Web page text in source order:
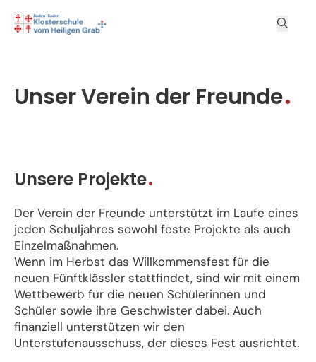
Unser Verein der Freunde
Unsere Projekte
Der Verein der Freunde unterstützt im Laufe eines
jeden Schuljahres sowohl feste Projekte als auch
Einzelmaßnahmen.
Wenn im Herbst das Willkommensfest für die
neuen Fünftklässler stattfindet, sind wir mit einem
Wettbewerb für die neuen Schülerinnen und
Schüler sowie ihre Geschwister dabei. Auch
finanziell unterstützen wir den
Unterstufenausschuss, der dieses Fest ausrichtet.